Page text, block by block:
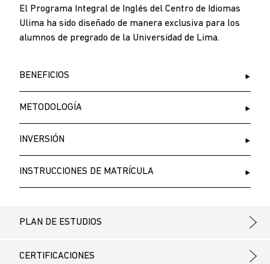
El Programa Integral de Inglés del Centro de Idiomas
Ulima ha sido diseñado de manera exclusiva para los
alumnos de pregrado de la Universidad de Lima.
BENEFICIOS
METODOLOGÍA
INVERSIÓN
INSTRUCCIONES DE MATRÍCULA
PLAN DE ESTUDIOS
CERTIFICACIONES